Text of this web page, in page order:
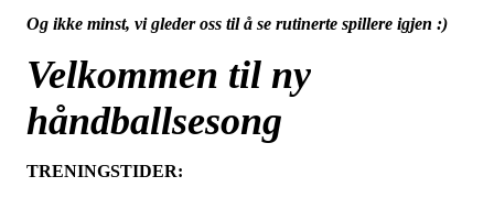
Og ikke minst, vi gleder oss til å se rutinerte spillere igjen :)
Velkommen til ny
håndballsesong
TRENINGSTIDER: